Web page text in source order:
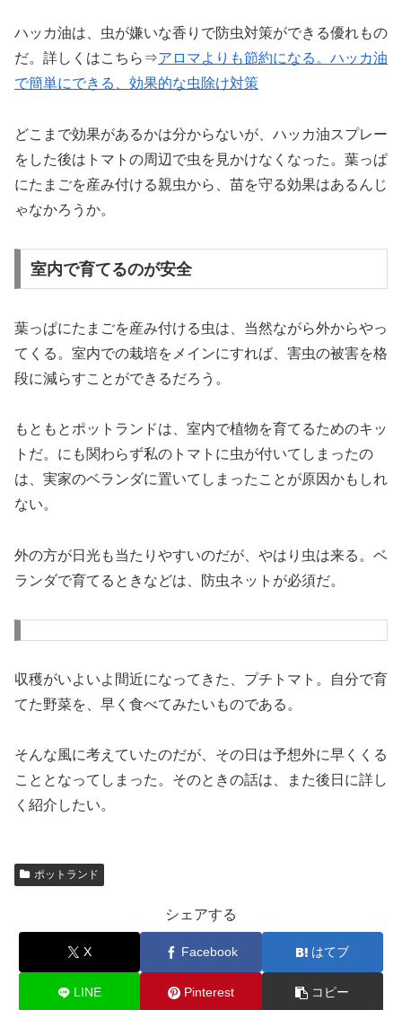
ハッカ油は、虫が嫌いな香りで防虫対策ができる優れもの
だ。詳しくはこちら⇒アロマよりも節約になる。 ハッカ油
で簡単にできる、効果的な虫除け対策
どこまで効果があるかは分からないが、ハッカ油スプレー
をした後はトマトの周辺で虫を見かけなくなった。葉っぱ
にたまごを産み付ける親虫から、苗を守る効果はあるんじ
ゃなかろうか。
室内で育てるのが安全
葉っぱにたまごを産み付ける虫は、当然ながら外からやっ
てくる。室内での栽培をメインにすれば、害虫の被害を格
段に減らすことができるだろう。
もともとポットランドは、室内で植物を育てるためのキッ
トだ。にも関わらず私のトマトに虫が付いてしまったの
は、実家のベランダに置いてしまったことが原因かもしれ
ない。
外の方が日光も当たりやすいのだが、やはり虫は来る。ベ
ランダで育てるときなどは、防虫ネットが必須だ。
収穫がいよいよ間近になってきた、プチトマト。自分で育
てた野菜を、早く食べてみたいものである。
そんな風に考えていたのだが、その日は予想外に早くくる
こととなってしまった。そのときの話は、また後日に詳し
く紹介したい。
ポットランド
シェアする
X Facebook はてブ
LINE Pinterest コピー